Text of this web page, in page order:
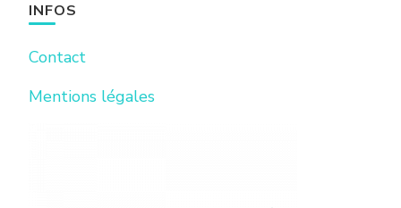
INFOS
Contact
Mentions légales